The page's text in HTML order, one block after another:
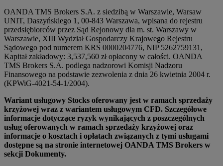
OANDA TMS Brokers S.A. z siedzibą w Warszawie, Warsaw
UNIT, Daszyńskiego 1, 00-843 Warszawa, wpisana do rejestru
przedsiębiorców przez Sąd Rejonowy dla m. st. Warszawy w
Warszawie, XIII Wydział Gospodarczy Krajowego Rejestru
Sądowego pod numerem KRS 0000204776, NIP 5262759131,
Kapitał zakładowy: 3,537,560 zł opłacony w całości. OANDA
TMS Brokers S.A. podlega nadzorowi Komisji Nadzoru
Finansowego na podstawie zezwolenia z dnia 26 kwietnia 2004 r.
(KPWiG-4021-54-1/2004).
Wariant usługowy Stocks oferowany jest w ramach sprzedaży
krzyżowej wraz z wariantem usługowym CFD. Szczegółowe
informacje dotyczące ryzyk wynikających z poszczególnych
usług oferowanych w ramach sprzedaży krzyżowej oraz
informacje o kosztach i opłatach związanych z tymi usługami
dostępne są na stronie internetowej OANDA TMS Brokers w
sekcji Dokumenty.